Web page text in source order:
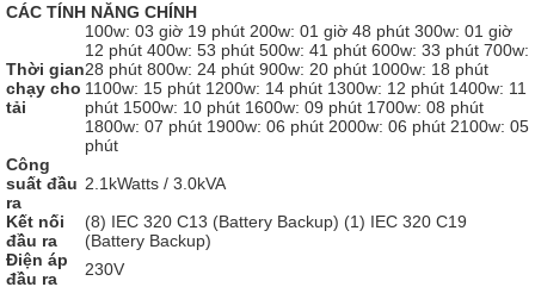
CÁC TÍNH NĂNG CHÍNH
Thời gian
chạy cho
tải
100w: 03 giờ 19 phút 200w: 01 giờ 48 phút 300w: 01 giờ
12 phút 400w: 53 phút 500w: 41 phút 600w: 33 phút 700w:
28 phút 800w: 24 phút 900w: 20 phút 1000w: 18 phút
1100w: 15 phút 1200w: 14 phút 1300w: 12 phút 1400w: 11
phút 1500w: 10 phút 1600w: 09 phút 1700w: 08 phút
1800w: 07 phút 1900w: 06 phút 2000w: 06 phút 2100w: 05
phút
Công
suất đầu
ra
2.1kWatts / 3.0kVA
Kết nối
đầu ra
(8) IEC 320 C13 (Battery Backup) (1) IEC 320 C19
(Battery Backup)
Điện áp
đầu ra
230V